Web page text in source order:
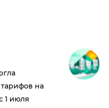
на
1 июля